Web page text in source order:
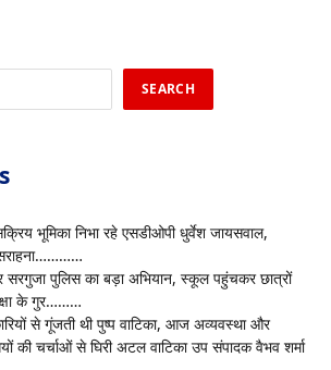
SEARCH
भूमिका निभा रहे एसडीओपी धुर्वेश जायसवाल,
सराहना…………
सरगुजा पुलिस का बड़ा अभियान, स्कूल पहुंचकर छात्रों
के गुर………
से गूंजती थी पुष्प वाटिका, आज अव्यवस्था और
की चर्चाओं से घिरी अटल वाटिका उप संपादक वैभव शर्मा